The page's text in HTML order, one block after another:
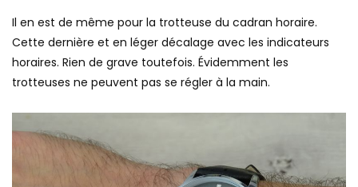
Il en est de même pour la trotteuse du cadran horaire.
Cette dernière et en léger décalage avec les indicateurs
horaires. Rien de grave toutefois. Évidemment les
trotteuses ne peuvent pas se régler à la main.